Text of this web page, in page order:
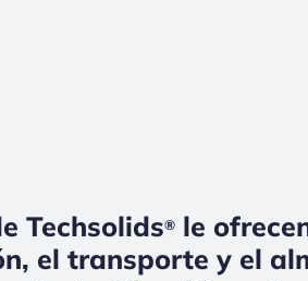
Techsolids®le
el transporte y el